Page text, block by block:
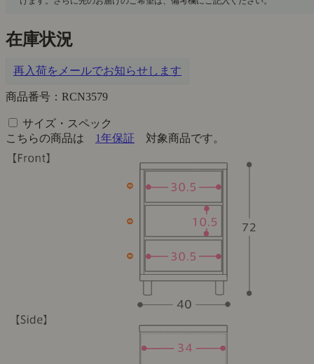
在庫状況
再入荷をメールでお知らせします
商品番号：RCN3579
サイズ・スペック
こちらの商品は 1年保証 対象商品です。